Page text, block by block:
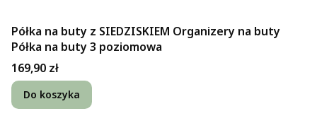
Półka na buty z SIEDZISKIEM Organizery na buty
Półka na buty 3 poziomowa
Cena
169,90 zł
Do koszyka